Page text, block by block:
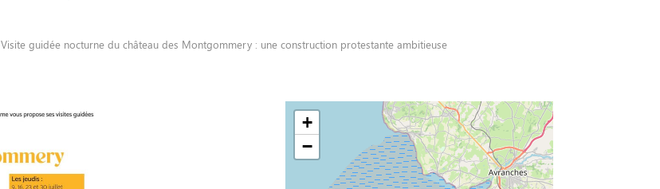
Visite guidée nocturne du château des Montgommery : une construction protestante ambitieuse
+
−